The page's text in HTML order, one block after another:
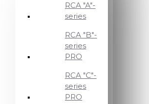
RCA "A"-
series
RCA "B"-
series
PRO
RCA "C"-
series
PRO